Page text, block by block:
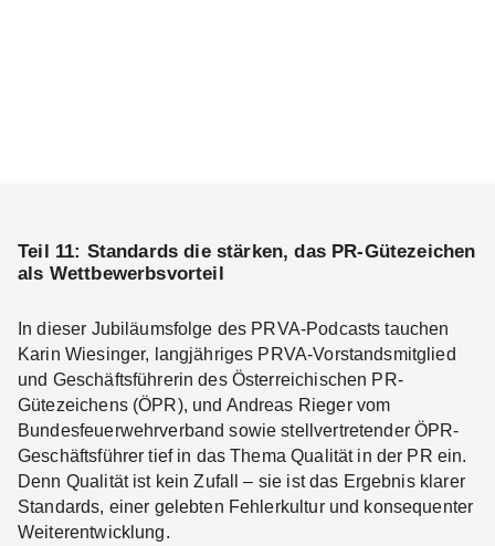
Teil 11: Standards die stärken, das PR-Gütezeichen
als Wettbewerbsvorteil
In dieser Jubiläumsfolge des PRVA-Podcasts tauchen
Karin Wiesinger, langjähriges PRVA-Vorstandsmitglied
und Geschäftsführerin des Österreichischen PR-
Gütezeichens (ÖPR), und Andreas Rieger vom
Bundesfeuerwehrverband sowie stellvertretender ÖPR-
Geschäftsführer tief in das Thema Qualität in der PR ein.
Denn Qualität ist kein Zufall – sie ist das Ergebnis klarer
Standards, einer gelebten Fehlerkultur und konsequenter
Weiterentwicklung.